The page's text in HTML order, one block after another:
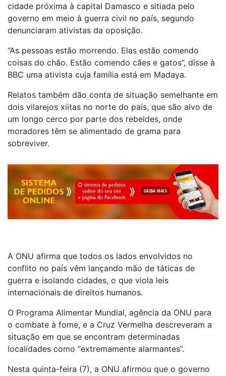
cidade próxima à capital Damasco e sitiada pelo
governo em meio à guerra civil no país, segundo
denunciaram ativistas da oposição.
“As pessoas estão morrendo. Elas estão comendo
coisas do chão. Estão comendo cães e gatos”, disse à
BBC uma ativista cuja família está em Madaya.
Relatos também dão conta de situação semelhante em
dois vilarejos xiitas no norte do país, que são alvo de
um longo cerco por parte dos rebeldes, onde
moradores têm se alimentado de grama para
sobreviver.
A ONU afirma que todos os lados envolvidos no
conflito no país vêm lançando mão de táticas de
guerra e isolando cidades, o que viola leis
internacionais de direitos humanos.
O Programa Alimentar Mundial, agência da ONU para
o combate à fome, e a Cruz Vermelha descreveram a
situação em que se encontram determinadas
localidades como “extremamente alarmantes”.
Nesta quinta-feira (7), a ONU afirmou que o governo